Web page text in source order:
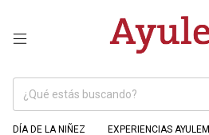
DÍA DE LA NIÑEZ EXPERIENCIAS AYULEM